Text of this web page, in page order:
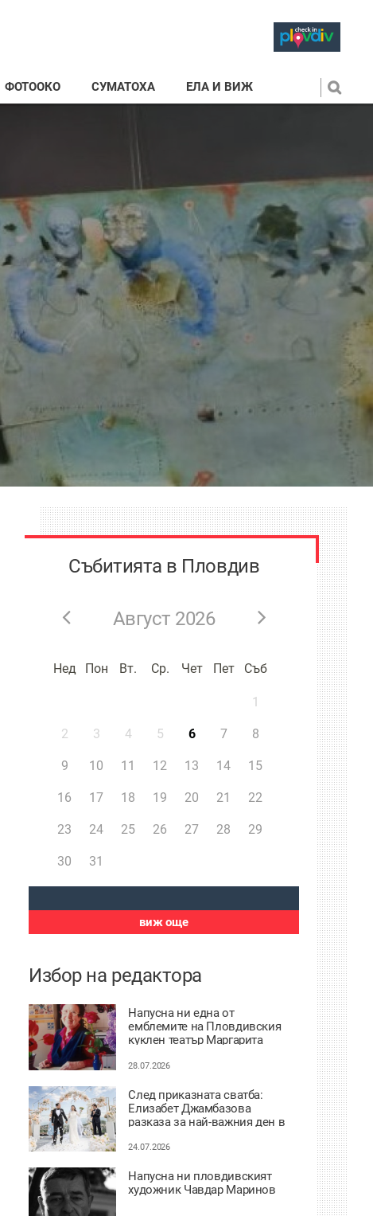
ФОТООКО СУМАТОХА ЕЛА И ВИЖ
Събитията в Пловдив
Август 2026
Нед Пон Вт. Ср. Чет Пет Съб
1
2 3 4 5 6 7 8
9 10 11 12 13 14 15
16 17 18 19 20 21 22
23 24 25 26 27 28 29
30 31
виж още
Избор на редактора
Напусна ни една от
емблемите на Пловдивския
куклен театър Маргарита
28.07.2026
След приказната сватба:
Елизабет Джамбазова
разказа за най-важния ден в
24.07.2026
Напусна ни пловдивският
художник Чавдар Маринов